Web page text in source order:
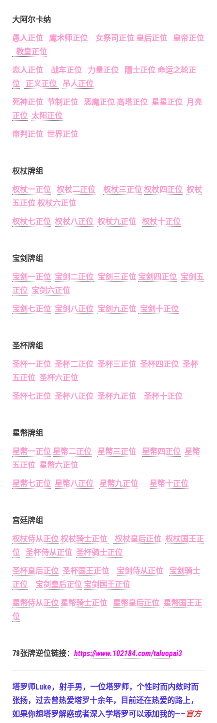
大阿尔卡纳
愚人正位
魔术师正位 女祭司正位 皇后正位
皇帝正位
教皇正位
恋人正位
战车正位 力量正位 隱士正位 命运之轮正
位
正义正位
吊人正位
死神正位 节制正位 恶魔正位 高塔正位 星星正位 月亮
正位 太阳正位
审判正位 世界正位
权杖牌组
权杖一正位
权杖二正位 权杖三正位 权杖四正位 权杖
五正位 权杖六正位
权杖七正位 权杖八正位 权杖九正位 权杖十正位
宝剑牌组
宝剑一正位 宝剑二正位 宝剑三正位 宝剑四正位 宝剑五
正位 宝剑六正位
宝剑七正位 宝剑八正位 宝剑九正位 宝剑十正位
圣杯牌组
圣杯一正位 圣杯二正位 圣杯三正位 圣杯四正位 圣杯
五正位 圣杯六正位
圣杯七正位 圣杯八正位 圣杯九正位 圣杯十正位
星幣牌组
星幣一正位 星幣二正位 星幣三正位 星幣四正位 星幣
五正位 星幣六正位
星幣七正位 星幣八正位 星幣九正位 星幣十正位
宫廷牌组
权杖侍从正位 权杖骑士正位 权杖皇后正位 权杖国王正
位
圣杯侍从正位 圣杯骑士正位
圣杯皇后正位 圣杯国王正位 宝剑侍从正位
宝剑骑士
正位
宝剑皇后正位 宝剑国王正位
星幣侍从正位 星幣骑士正位 星幣皇后正位 星幣国王正
位
78张牌逆位链接： https://www.102184.com/taluopai3
塔罗师Luke，射手男，一位塔罗师，个性时而内敛时而
张扬，过去曾热爱塔罗十余年，目前还在热爱的路上，
如果你想塔罗解惑或者深入学塔罗可以添加我的—— 官方